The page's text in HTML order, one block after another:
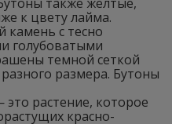
к цвету лайма.
камень с тесно
голубоватыми
темной сеткой
размера. Бутоны
растение, которое
красно-